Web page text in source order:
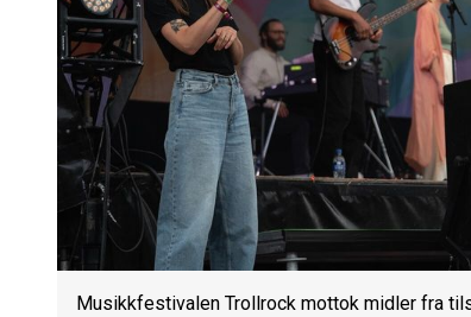
Musikkfestivalen Trollrock mottok midler fra